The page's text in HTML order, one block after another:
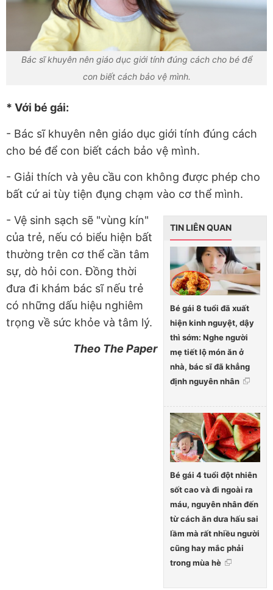
Bác sĩ khuyên nên giáo dục giới tính đúng cách cho bé để
con biết cách bảo vệ mình.
* Với bé gái:
- Bác sĩ khuyên nên giáo dục giới tính đúng cách
cho bé để con biết cách bảo vệ mình.
- Giải thích và yêu cầu con không được phép cho
bất cứ ai tùy tiện đụng chạm vào cơ thể mình.
TIN LIÊN QUAN
Bé gái 8 tuổi đã xuất
hiện kinh nguyệt, dậy
thì sớm: Nghe người
mẹ tiết lộ món ăn ở
nhà, bác sĩ đã khẳng
định nguyên nhân
Bé gái 4 tuổi đột nhiên
sốt cao và đi ngoài ra
máu, nguyên nhân đến
từ cách ăn dưa hấu sai
lầm mà rất nhiều người
cũng hay mắc phải
trong mùa hè
- Vệ sinh sạch sẽ "vùng kín"
của trẻ, nếu có biểu hiện bất
thường trên cơ thể cần tâm
sự, dò hỏi con. Đồng thời
đưa đi khám bác sĩ nếu trẻ
có những dấu hiệu nghiêm
trọng về sức khỏe và tâm lý.
Theo The Paper